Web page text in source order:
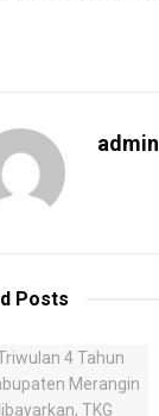
admin
Posts